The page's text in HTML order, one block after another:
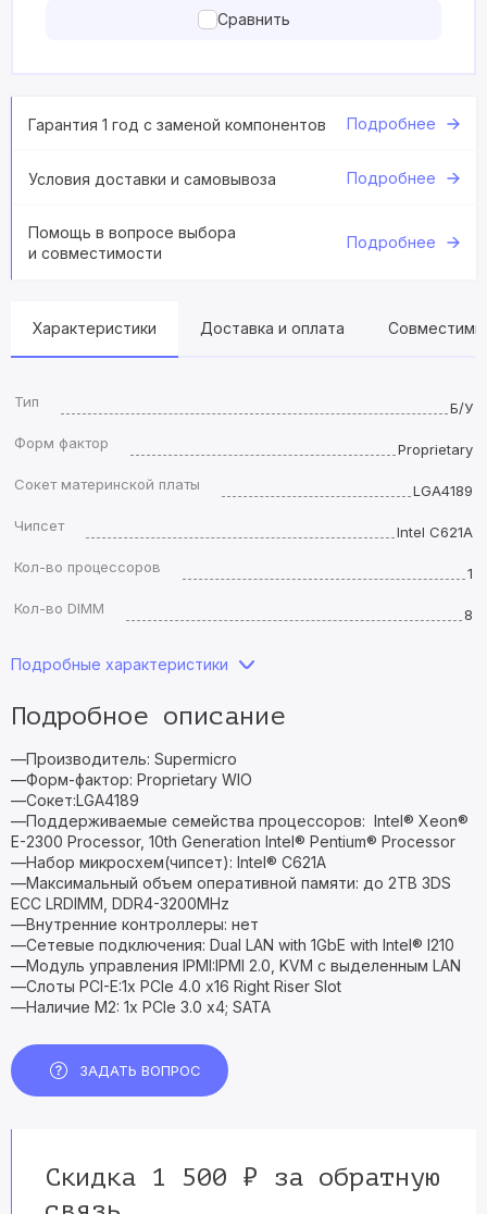
Сравнить
Гарантия 1 год с заменой компонентов Подробнее
Условия доставки и самовывоза Подробнее
Помощь в вопросе выбора
и совместимости
Подробнее
Характеристики Доставка и оплата
Тип
Б/У
Форм фактор
Proprietary
Сокет материнской платы
LGA4189
Чипсет
Intel C621A
Кол-во процессоров
1
Кол-во DIMM
8
Подробные характеристики
Подробное описание
—Производитель: Supermicro
—Форм-фактор: Proprietary WIO
—Сокет:LGA4189
—Поддерживаемые семейства процессоров: Intel® Xeon®
E-2300 Processor, 10th Generation Intel® Pentium® Processor
—Набор микросхем(чипсет): Intel® C621A
—Максимальный объем оперативной памяти: до 2TB 3DS
ECC LRDIMM, DDR4-3200MHz
—Внутренние контроллеры: нет
—Сетевые подключения: Dual LAN with 1GbE with Intel® I210
—Модуль управления IPMI:IPMI 2.0, KVM с выделенным LAN
—Слоты PCI-E:1x PCIe 4.0 x16 Right Riser Slot
—Наличие M2: 1x PCIe 3.0 x4; SATA
ЗАДАТЬ ВОПРОС
Скидка 1 500 ₽ за обратную